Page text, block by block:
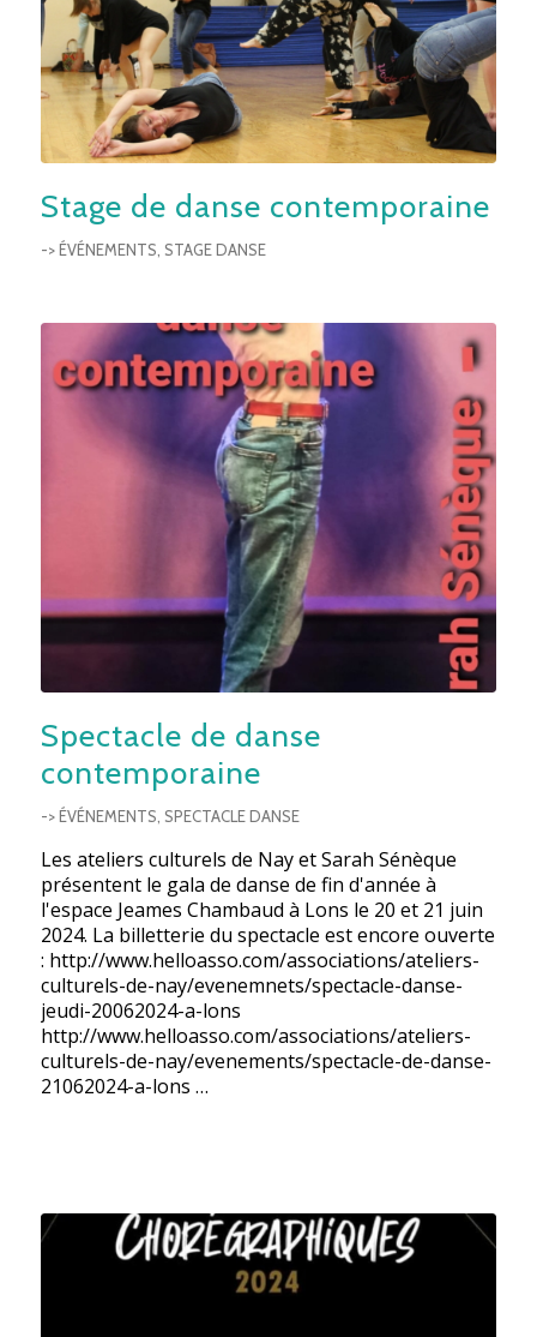
Stage de danse contemporaine
-> ÉVÉNEMENTS, STAGE DANSE
Spectacle de danse
contemporaine
-> ÉVÉNEMENTS SPECTACLE DANSE
Les ateliers culturels de Nay et Sarah Sénèque
présentent le gala de danse de fin d'année à
l'espace Jeames Chambaud à Lons le 20 et 21 juin
2024. La billetterie du spectacle est encore ouverte
: http://www.helloasso.com/associations/ateliers-
culturels-de-nay/evenemnets/spectacle-danse-
jeudi-20062024-a-lons
http://www.helloasso.com/associations/ateliers-
culturels-de-nay/evenements/spectacle-de-danse-
21062024-a-lons …